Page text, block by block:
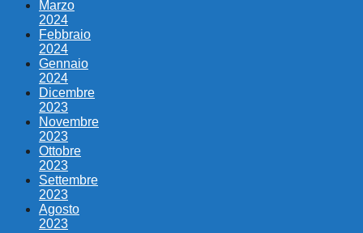
Marzo
2024
Febbraio
2024
Gennaio
2024
Dicembre
2023
Novembre
2023
Ottobre
2023
Settembre
2023
Agosto
2023